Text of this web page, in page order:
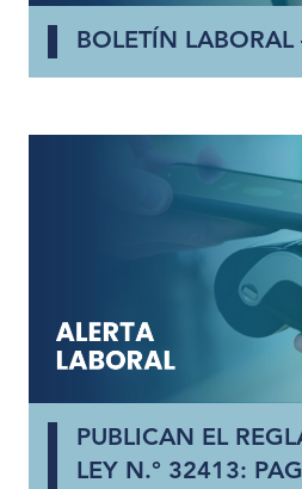
BOLETÍN LABORAL
PUBLICAN EL
LEY N.° 32413: